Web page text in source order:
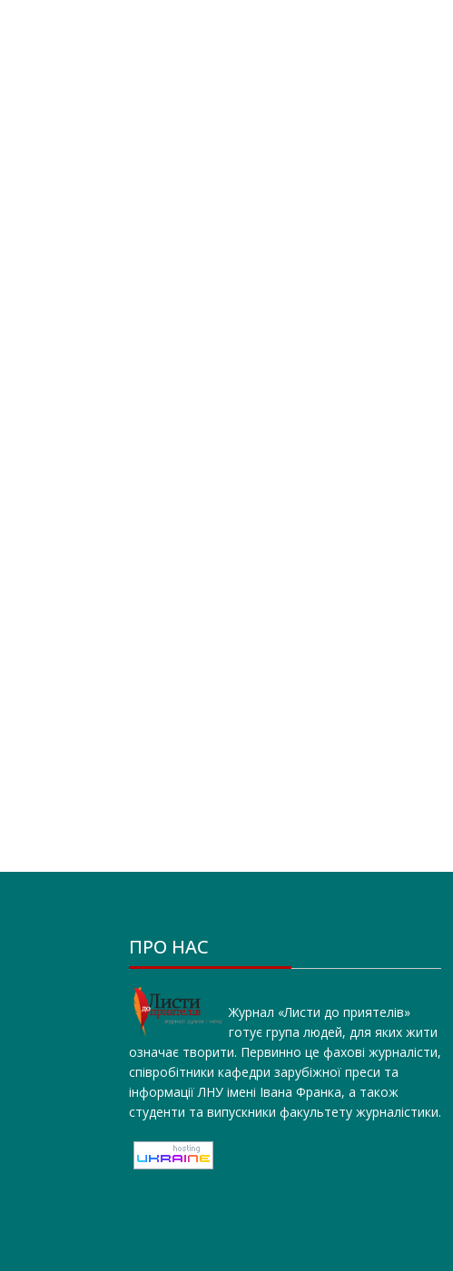
ПРО НАС
Журнал «Листи до приятелів»
готує група людей, для яких жити
означає творити. Первинно це фахові журналісти,
співробітники кафедри зарубіжної преси та
інформації ЛНУ імені Івана Франка, а також
студенти та випускники факультету журналістики.